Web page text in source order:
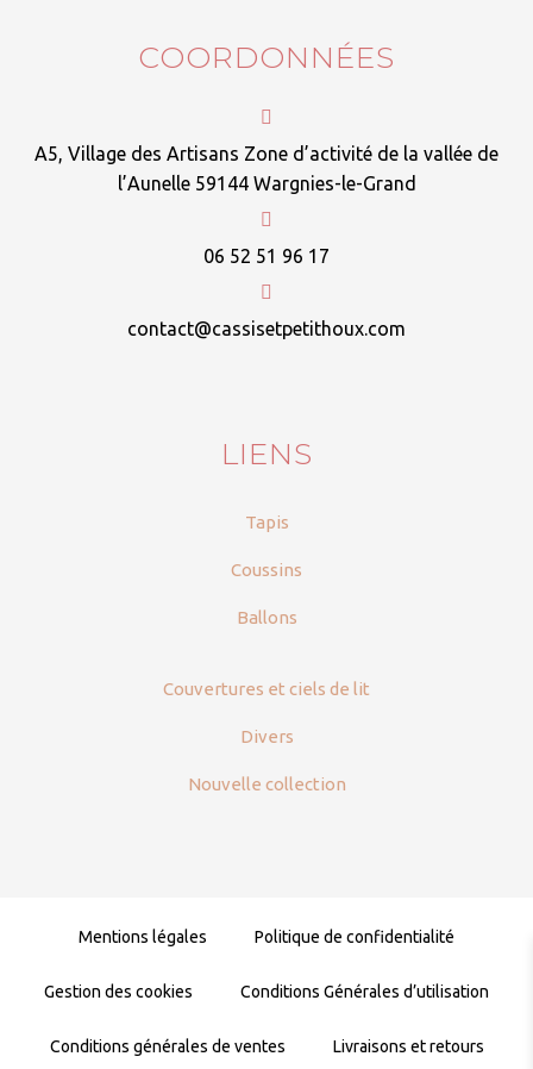
COORDONNÉES
A5, Village des Artisans Zone d’activité de la vallée de
l’Aunelle 59144 Wargnies-le-Grand
06 52 51 96 17
contact@cassisetpetithoux.com
LIENS
Tapis
Coussins
Ballons
Couvertures et ciels de lit
Divers
Nouvelle collection
Mentions légales Politique de confidentialité
Gestion des cookies Conditions Générales d’utilisation
Conditions générales de ventes Livraisons et retours